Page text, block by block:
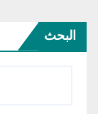
البحث